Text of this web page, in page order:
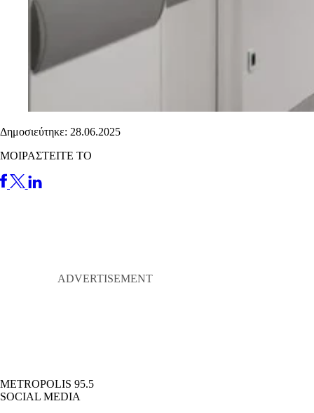
Δημοσιεύτηκε: 28.06.2025
ΜΟΙΡΑΣΤΕΙΤΕ ΤΟ
METROPOLIS 95.5
SOCIAL MEDIA